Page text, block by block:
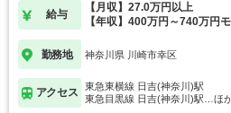
給与
【月収】27.0万円以上
【年収】400万円～740万円
勤務地 神奈川県 川崎市幸区
アクセス
東急東横線 日吉(神奈川)駅
東急目黒線 日吉(神奈川)駅…ほ